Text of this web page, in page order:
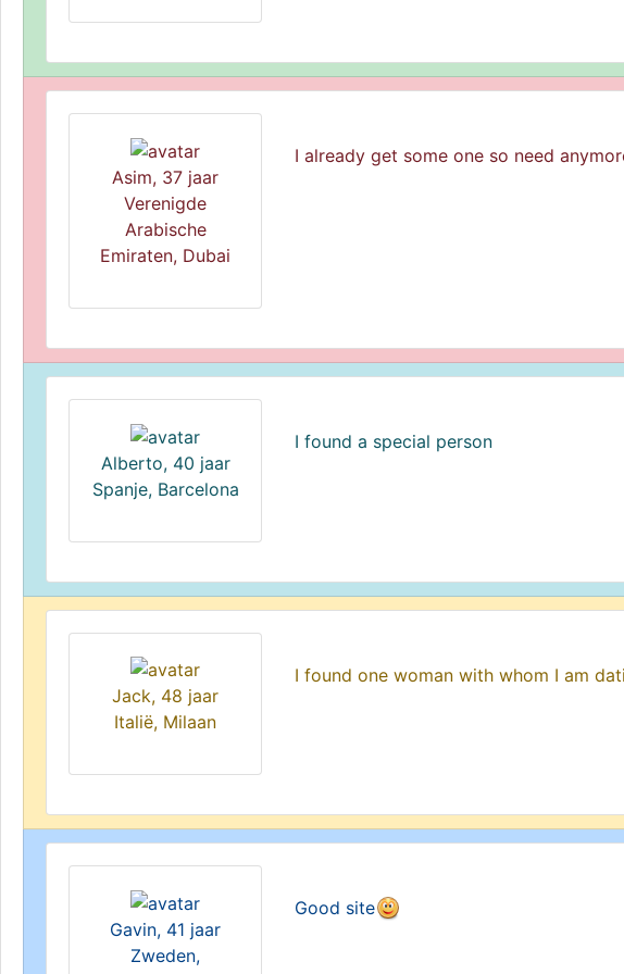
Asim, 37 jaar
Verenigde
Arabische
Emiraten, Dubai
I already get some one so need
Alberto, 40 jaar
Spanje, Barcelona
I found a special person
Jack, 48 jaar
Italië, Milaan
I found one woman with whom I am
Gavin, 41 jaar
Zweden,
Good site